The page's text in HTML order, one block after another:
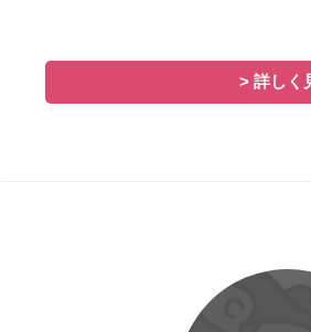
> 詳しく